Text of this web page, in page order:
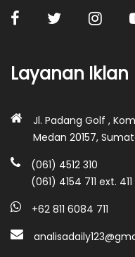
Layanan Iklan
Jl. Padang Golf ,
Medan 20157,
(061) 4512 310
(061) 4154 711 ext.
+62 811 6084 711